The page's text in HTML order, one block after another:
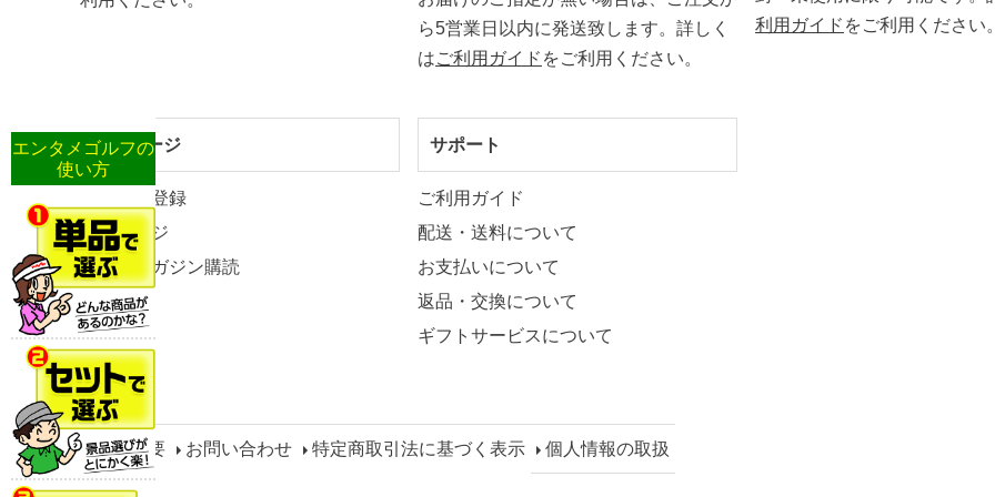
ら5営業日以内に発送致します。詳しく
はご利用ガイド をご利用ください。
利用ガイド をご利用ください
マイページ
新規会員登録
マイページ
メールマガジン購読
サポート
ご利用ガイド
配送・送料について
お支払いについて
返品・交換について
ギフトサービスについて
会社概要 お問い合わせ 特定商取引法に基づく表示 個人情報の取扱
エンタメゴルフの
使い方